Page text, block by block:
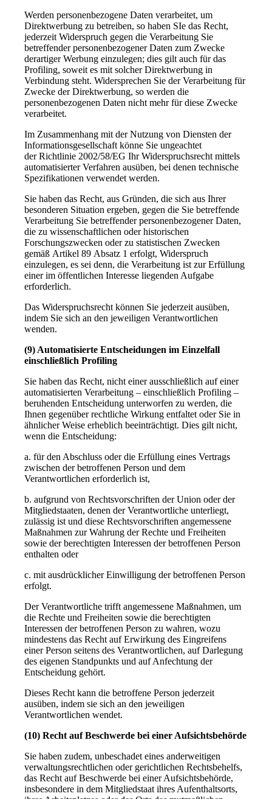
Werden personenbezogene Daten verarbeitet, um
Direktwerbung zu betreiben, so haben SIe das Recht,
jederzeit Widerspruch gegen die Verarbeitung Sie
betreffender personenbezogener Daten zum Zwecke
derartiger Werbung einzulegen; dies gilt auch für das
Profiling, soweit es mit solcher Direktwerbung in
Verbindung steht. Widersprechen Sie der Verarbeitung für
Zwecke der Direktwerbung, so werden die
personenbezogenen Daten nicht mehr für diese Zwecke
verarbeitet.
Im Zusammenhang mit der Nutzung von Diensten der
Informationsgesellschaft könne Sie ungeachtet
der Richtlinie 2002/58/EG Ihr Widerspruchsrecht mittels
automatisierter Verfahren ausüben, bei denen technische
Spezifikationen verwendet werden.
Sie haben das Recht, aus Gründen, die sich aus Ihrer
besonderen Situation ergeben, gegen die Sie betreffende
Verarbeitung Sie betreffender personenbezogener Daten,
die zu wissenschaftlichen oder historischen
Forschungszwecken oder zu statistischen Zwecken
gemäß Artikel 89 Absatz 1 erfolgt, Widerspruch
einzulegen, es sei denn, die Verarbeitung ist zur Erfüllung
einer im öffentlichen Interesse liegenden Aufgabe
erforderlich.
Das Widerspruchsrecht können Sie jederzeit ausüben,
indem Sie sich an den jeweiligen Verantwortlichen
wenden.
(9) Automatisierte Entscheidungen im Einzelfall
einschließlich Profiling
Sie haben das Recht, nicht einer ausschließlich auf einer
automatisierten Verarbeitung – einschließlich Profiling –
beruhenden Entscheidung unterworfen zu werden, die
Ihnen gegenüber rechtliche Wirkung entfaltet oder Sie in
ähnlicher Weise erheblich beeinträchtigt. Dies gilt nicht,
wenn die Entscheidung:
a. für den Abschluss oder die Erfüllung eines Vertrags
zwischen der betroffenen Person und dem
Verantwortlichen erforderlich ist,
b. aufgrund von Rechtsvorschriften der Union oder der
Mitgliedstaaten, denen der Verantwortliche unterliegt,
zulässig ist und diese Rechtsvorschriften angemessene
Maßnahmen zur Wahrung der Rechte und Freiheiten
sowie der berechtigten Interessen der betroffenen Person
enthalten oder
c. mit ausdrücklicher Einwilligung der betroffenen Person
erfolgt.
Der Verantwortliche trifft angemessene Maßnahmen, um
die Rechte und Freiheiten sowie die berechtigten
Interessen der betroffenen Person zu wahren, wozu
mindestens das Recht auf Erwirkung des Eingreifens
einer Person seitens des Verantwortlichen, auf Darlegung
des eigenen Standpunkts und auf Anfechtung der
Entscheidung gehört.
Dieses Recht kann die betroffene Person jederzeit
ausüben, indem sie sich an den jeweiligen
Verantwortlichen wendet.
(10) Recht auf Beschwerde bei einer Aufsichtsbehörde
Sie haben zudem, unbeschadet eines anderweitigen
verwaltungsrechtlichen oder gerichtlichen Rechtsbehelfs,
das Recht auf Beschwerde bei einer Aufsichtsbehörde,
insbesondere in dem Mitgliedstaat ihres Aufenthaltsorts,